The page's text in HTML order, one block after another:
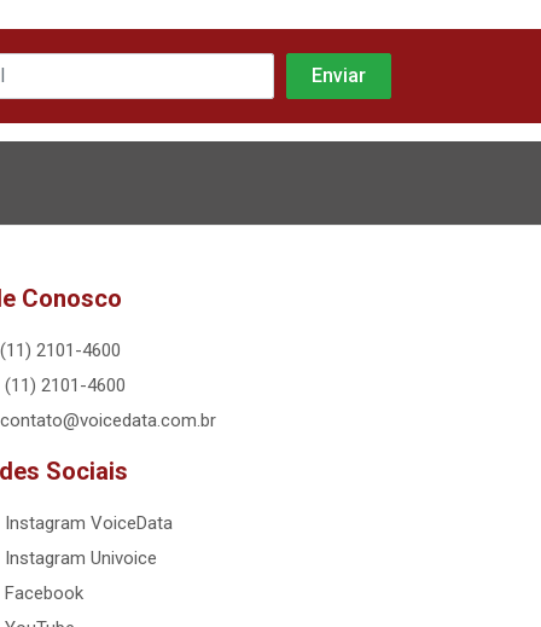
Conosco
(11) 2101-4600
(11) 2101-4600
contato@voicedata.com.br
Sociais
Instagram VoiceData
Instagram Univoice
Facebook